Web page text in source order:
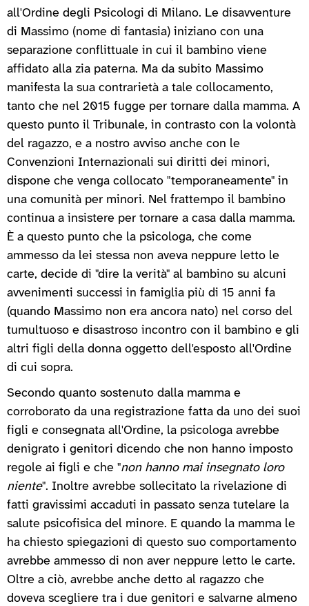
all'Ordine degli Psicologi di Milano. Le disavventure
di Massimo (nome di fantasia) iniziano con una
separazione conflittuale in cui il bambino viene
affidato alla zia paterna. Ma da subito Massimo
manifesta la sua contrarietà a tale collocamento,
tanto che nel 2015 fugge per tornare dalla mamma. A
questo punto il Tribunale, in contrasto con la volontà
del ragazzo, e a nostro avviso anche con le
Convenzioni Internazionali sui diritti dei minori,
dispone che venga collocato "temporaneamente" in
una comunità per minori. Nel frattempo il bambino
continua a insistere per tornare a casa dalla mamma.
È a questo punto che la psicologa, che come
ammesso da lei stessa non aveva neppure letto le
carte, decide di "dire la verità" al bambino su alcuni
avvenimenti successi in famiglia più di 15 anni fa
(quando Massimo non era ancora nato) nel corso del
tumultuoso e disastroso incontro con il bambino e gli
altri figli della donna oggetto dell'esposto all'Ordine
di cui sopra.
Secondo quanto sostenuto dalla mamma e
corroborato da una registrazione fatta da uno dei suoi
figli e consegnata all'Ordine, la psicologa avrebbe
denigrato i genitori dicendo che non hanno imposto
regole ai figli e che "non hanno mai insegnato loro
niente". Inoltre avrebbe sollecitato la rivelazione di
fatti gravissimi accaduti in passato senza tutelare la
salute psicofisica del minore. E quando la mamma le
ha chiesto spiegazioni di questo suo comportamento
avrebbe ammesso di non aver neppure letto le carte.
Oltre a ciò, avrebbe anche detto al ragazzo che
doveva scegliere tra i due genitori e salvarne almeno